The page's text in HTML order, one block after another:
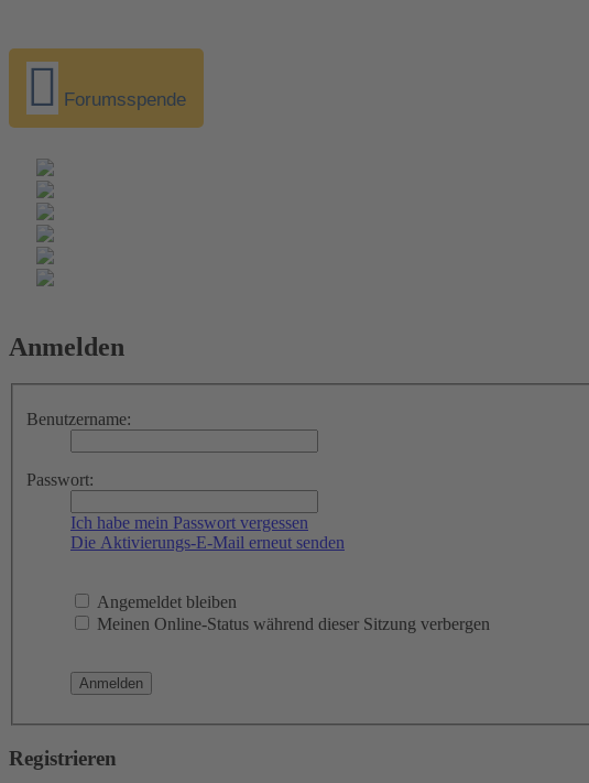
Forumsspende
Anmelden
Benutzername:
Passwort:
Ich habe mein Passwort vergessen
Die Aktivierungs-E-Mail erneut senden
Angemeldet bleiben
Meinen Online-Status während dieser Sitzung verbergen
Registrieren